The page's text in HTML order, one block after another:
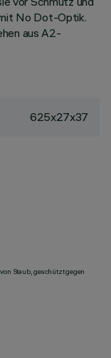
No Dot-Optik.
aus A2-
625x27x37
Staub, geschützt gegen